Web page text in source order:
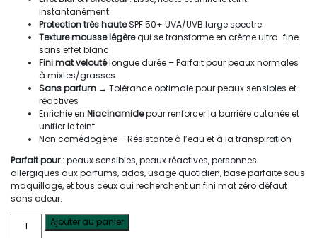
instantanément
Protection très hauteSPF 50+ UVA/UVB large spectre
Texture mousse légèrequi se transforme en crème ultra-fine
sans effet blanc
Fini mat veloutélongue durée – Parfait pour peaux normales
à mixtes/grasses
Sans parfum → Tolérance optimale pour peaux sensibles et
réactives
Enrichie en Niacinamidepour renforcer la barrière cutanée et
unifier le teint
Non comédogène – Résistante à l’eau et à la transpiration
Parfait pour: peaux sensibles, peaux réactives, personnes
allergiques aux parfums, ados, usage quotidien, base parfaite sous
maquillage, et tous ceux qui recherchent un fini mat zéro défaut
sans odeur.
quantité Ajouter au panier